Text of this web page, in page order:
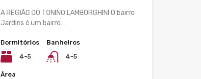
A REGIÃO DO TONINO LAMBORGHINI O bairro
Jardins é um bairro…
Dormitórios
4-5
Banheiros
4-5
Área